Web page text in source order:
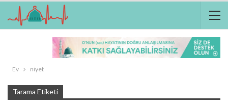
Ev niyet
Tarama Etiketi